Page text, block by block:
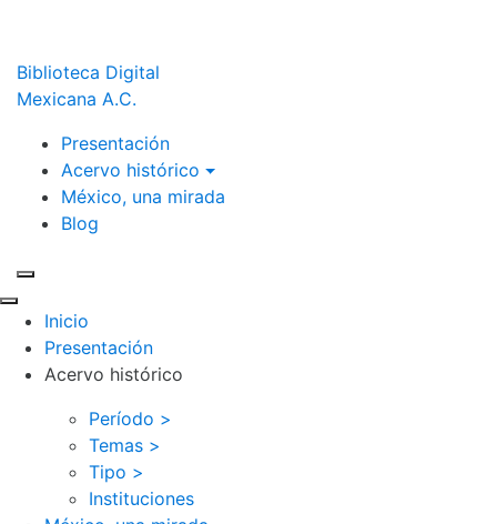
Biblioteca Digital
Mexicana A.C.
Presentación
Acervo histórico
México, una mirada
Blog
Inicio
Presentación
Acervo histórico
Período >
Temas >
Tipo >
Instituciones